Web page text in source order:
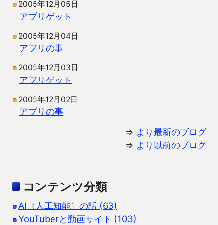
2005年12月05日
アプリゲット
2005年12月04日
アプリの事
2005年12月03日
アプリゲット
2005年12月02日
アプリの事
⇒ より最新のブログ
⇒ より以前のブログ
コンテンツ分類
AI（人工知能）の話 (63)
YouTuberと動画サイト (103)